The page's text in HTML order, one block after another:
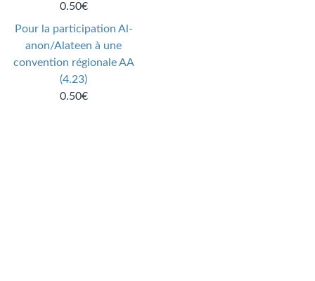
0.50€
Pour la participation Al-
anon/Alateen à une
convention régionale AA
(4.23)
0.50€